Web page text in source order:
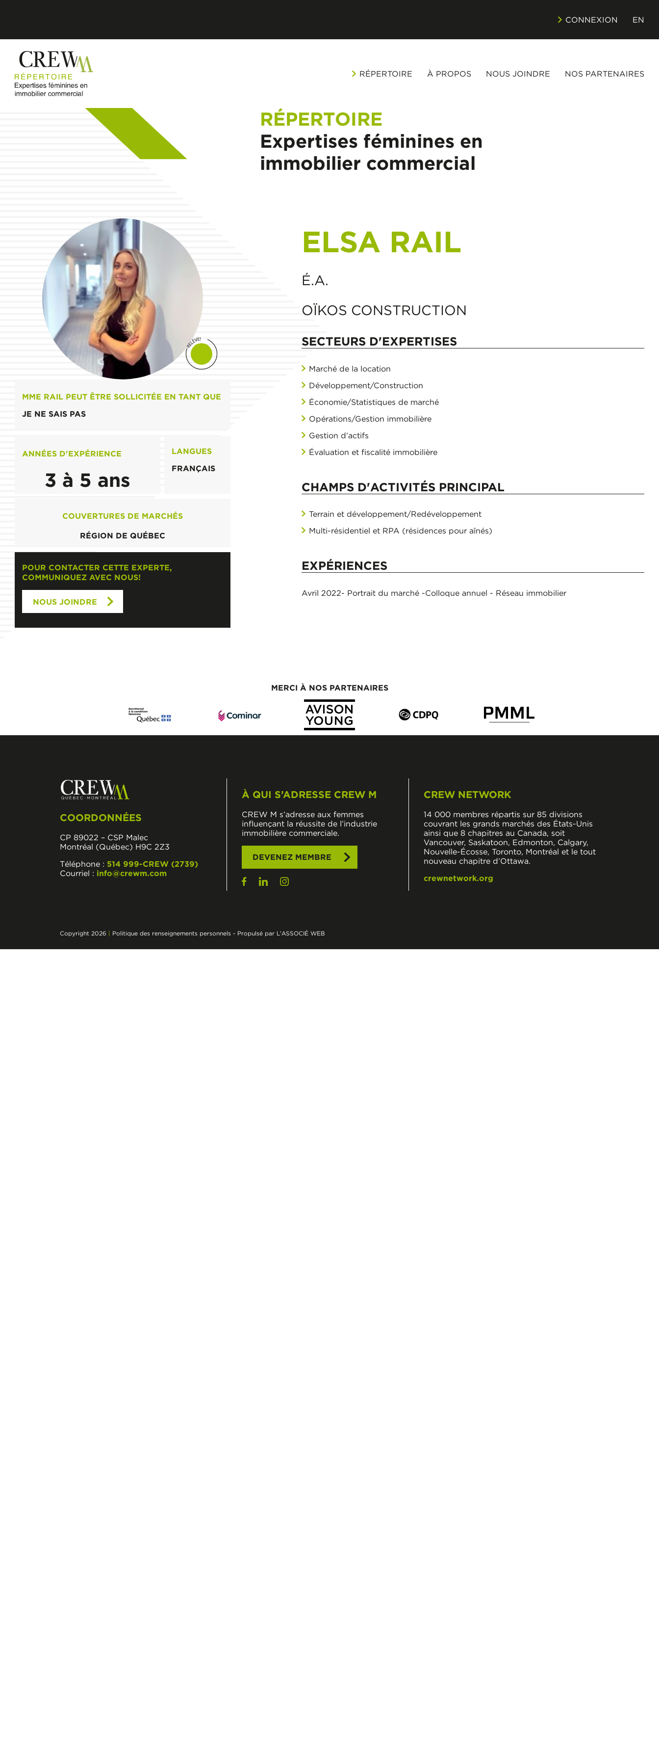
CONNEXION EN
RÉPERTOIRE À PROPOS NOUS JOINDRE NOS PARTENAIRES
RÉPERTOIRE
Expertises féminines en
immobilier commercial
MME RAIL PEUT ÊTRE SOLLICITÉE EN TANT QUE
JE NE SAIS PAS
ANNÉES D'EXPÉRIENCE
3 à 5 ans
LANGUES
FRANÇAIS
COUVERTURES DE MARCHÉS
RÉGION DE QUÉBEC
POUR CONTACTER CETTE EXPERTE,
COMMUNIQUEZ AVEC NOUS!
NOUS JOINDRE
ELSA RAIL
É.A.
OÏKOS CONSTRUCTION
SECTEURS D'EXPERTISES
Marché de la location
Développement/Construction
Économie/Statistiques de marché
Opérations/Gestion immobilière
Gestion d’actifs
Évaluation et fiscalité immobilière
CHAMPS D'ACTIVITÉS PRINCIPAL
Terrain et développement/Redéveloppement
Multi-résidentiel et RPA (résidences pour aînés)
EXPÉRIENCES
Avril 2022- Portrait du marché -Colloque annuel - Réseau immobilier
MERCI À NOS PARTENAIRES
COORDONNÉES
CP 89022 – CSP Malec
Montréal (Québec) H9C 2Z3
Téléphone : 514 999-CREW (2739)
Courriel : info@crewm.com
À QUI S’ADRESSE CREW M
CREW M s’adresse aux femmes
influençant la réussite de l’industrie
immobilière commerciale.
DEVENEZ MEMBRE
CREW NETWORK
14 000 membres répartis sur 85 divisions
couvrant les grands marchés des États-Unis
ainsi que 8 chapitres au Canada, soit
Vancouver, Saskatoon, Edmonton, Calgary,
Nouvelle-Écosse, Toronto, Montréal et le tout
nouveau chapitre d’Ottawa.
crewnetwork.org
Copyright 2026 | Politique des renseignements personnels - Propulsé par L'ASSOCIÉ WEB